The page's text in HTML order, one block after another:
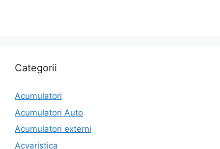
Categorii
Acumulatori
Acumulatori Auto
Acumulatori externi
Acvaristica